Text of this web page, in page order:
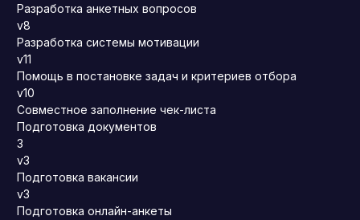
Разработка анкетных вопросов
v8
Разработка системы мотивации
v11
Помощь в постановке задач и критериев отбора
v10
Совместное заполнение чек-листа
Подготовка документов
3
v3
Подготовка вакансии
v3
Подготовка онлайн-анкеты